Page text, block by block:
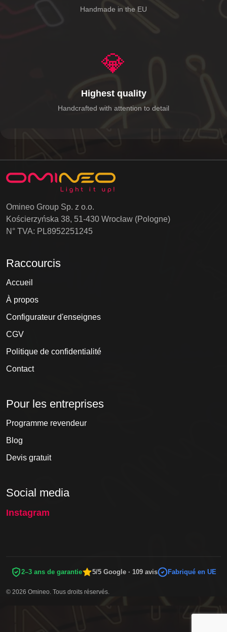
Handmade in the EU
💎
Highest quality
Handcrafted with attention to detail
Omineo Group Sp. z o.o.
Kościerzyńska 38, 51-430 Wrocław (Pologne)
N° TVA: PL8952251245
Raccourcis
Accueil
À propos
Configurateur d'enseignes
CGV
Politique de confidentialité
Contact
Pour les entreprises
Programme revendeur
Blog
Devis gratuit
Social media
Instagram
2–3 ans de garantie 5/5 Google · 109 avis Fabriqué en UE
© 2026 Omineo. Tous droits réservés.